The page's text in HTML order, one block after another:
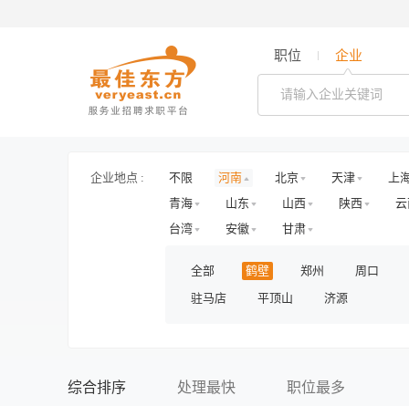
职位 企业
企业地点 : 不限 河南 北京 天津
上
青海
山东 山西 陕西
台湾
安徽 甘肃
全部 鹤壁 郑州
周口
驻马店
平顶山 济源
综合排序 处理最快 职位最多